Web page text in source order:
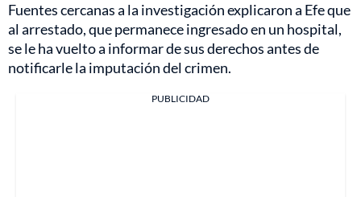
Fuentes cercanas a la investigación explicaron a Efe que
al arrestado, que permanece ingresado en un hospital,
se le ha vuelto a informar de sus derechos antes de
notificarle la imputación del crimen.
PUBLICIDAD